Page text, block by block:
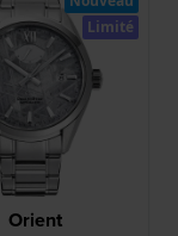
Orient
Limité